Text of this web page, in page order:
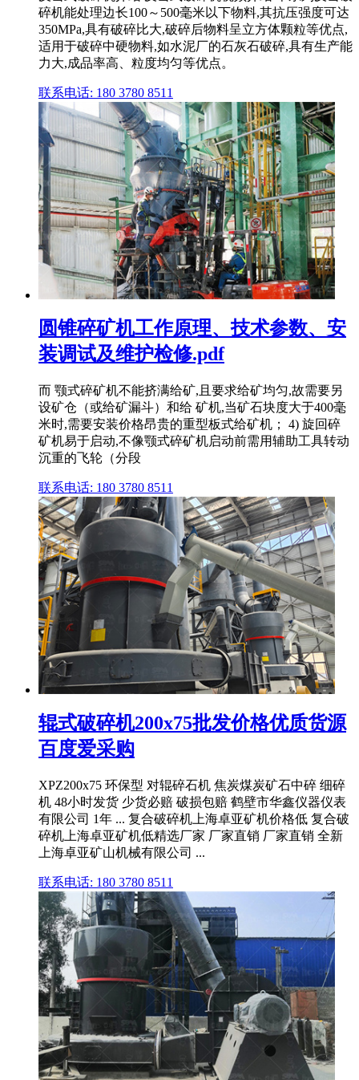
碎机能处理边长100～500毫米以下物料,其抗压强度可达
350MPa,具有破碎比大,破碎后物料呈立方体颗粒等优点,
适用于破碎中硬物料,如水泥厂的石灰石破碎,具有生产能
力大,成品率高、粒度均匀等优点。
联系电话: 180 3780 8511
圆锥碎矿机工作原理、技术参数、安
装调试及维护检修.pdf
而 颚式碎矿机不能挤满给矿,且要求给矿均匀,故需要另
设矿仓（或给矿漏斗）和给 矿机,当矿石块度大于400毫
米时,需要安装价格昂贵的重型板式给矿机； 4) 旋回碎
矿机易于启动,不像颚式碎矿机启动前需用辅助工具转动
沉重的飞轮（分段
联系电话: 180 3780 8511
辊式破碎机200x75批发价格优质货源
百度爱采购
XPZ200x75 环保型 对辊碎石机 焦炭煤炭矿石中碎 细碎
机 48小时发货 少货必赔 破损包赔 鹤壁市华鑫仪器仪表
有限公司 1年 ... 复合破碎机上海卓亚矿机价格低 复合破
碎机上海卓亚矿机低精选厂家 厂家直销 厂家直销 全新
上海卓亚矿山机械有限公司 ...
联系电话: 180 3780 8511